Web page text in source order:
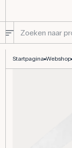
Startpagina Webshop